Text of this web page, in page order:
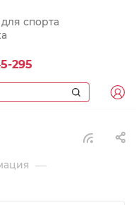
спорта
295
—